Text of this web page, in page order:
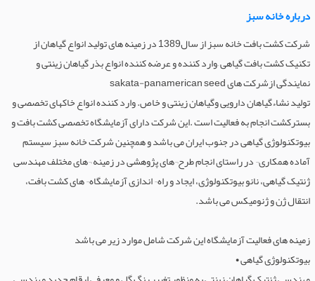
درباره خانه سبز
شرکت کشت بافت خانه سبز از سال1389 در زمینه های تولید انواع گیاهان از
تکنیک کشت بافت گیاهی –وارد کننده و عرضه کننده انواع بذر گیاهان زینتی و
نمایندگی ازشرکت های sakata-panamerican seed
تولید نشاءگیاهان دارویی وگیاهان زینتی و خاص. وارد کننده انواع خاکهای تخصصی و
بسترکشت انجام به فعالیت است .این شرکت دارای آزمایشگاه تخصصی کشت بافت و
بیوتکنولوژی گیاهی در جنوب ایران می باشد و همچنین شرکت خانه سبز سیستم
آماده همکاری¬ در راستای انجام طرح¬های پژوهشی در زمینه ¬های مختلف مهندسی
ژنتیک گیاهی، نانو بیوتکنولوژی، ایجاد و راه¬ اندازی آزمایشگاه¬ های کشت بافت،
انتقال ژن و ژنومیکس می باشد.
زمینه های فعالیت آزمایشگاه این شرکت شامل موارد زیر می باشد
بیوتکنولوژی گیاهی •